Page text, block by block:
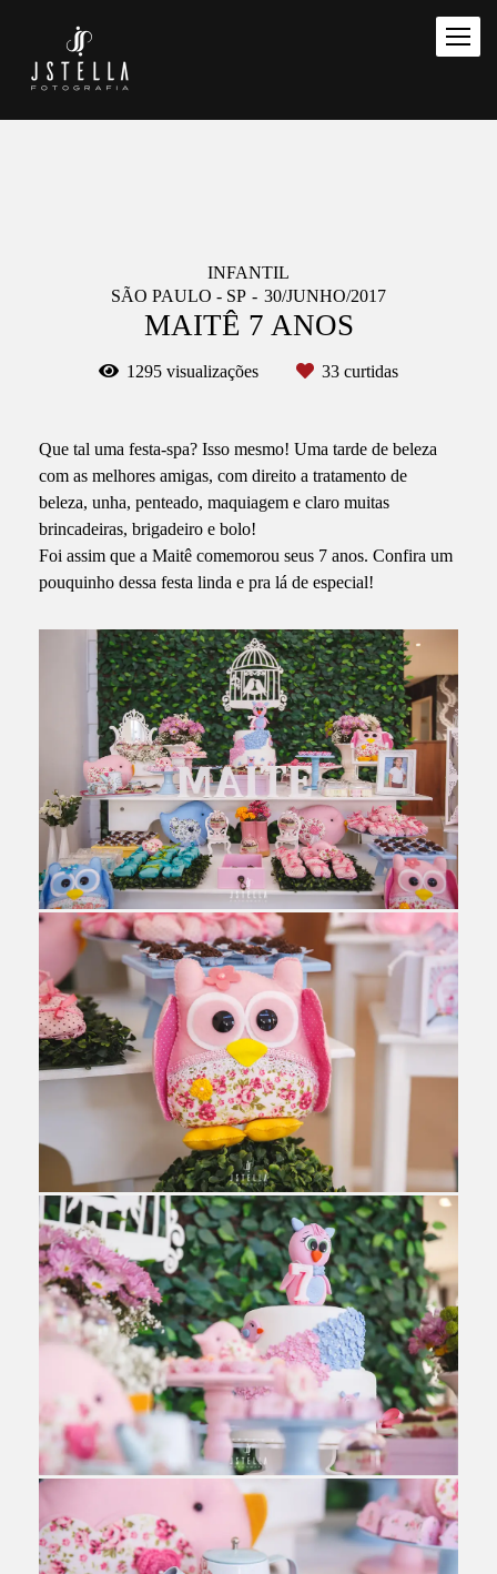
INFANTIL
SÃO PAULO - SP
30/JUNHO/2017
MAITÊ 7 ANOS
1295 visualizações 33 curtidas
Que tal uma festa-spa? Isso mesmo! Uma tarde de beleza
com as melhores amigas, com direito a tratamento de
beleza, unha, penteado, maquiagem e claro muitas
brincadeiras, brigadeiro e bolo!
Foi assim que a Maitê comemorou seus 7 anos. Confira um
pouquinho dessa festa linda e pra lá de especial!